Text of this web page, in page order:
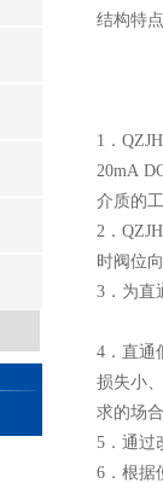
结构特点
1．
20mA
介质的
2．
时阀位
3． 为直
4．直通
损失小
求的场
5．通过
6．根据